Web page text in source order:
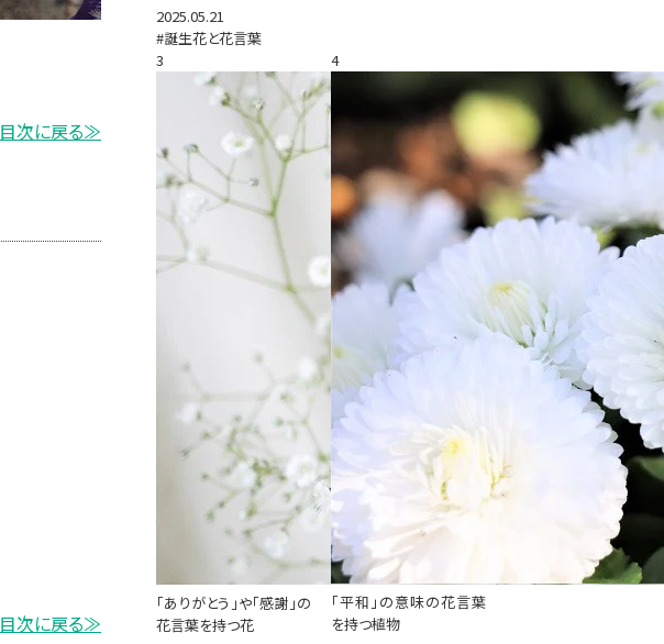
目次に戻る≫
目次に戻る≫
2025.05.21
#誕生花と花言葉
3
「ありがとう」や「感謝」の
花言葉を持つ花
4
「平和」の意味の花言葉
を持つ植物